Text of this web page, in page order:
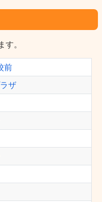
。
前
ザ